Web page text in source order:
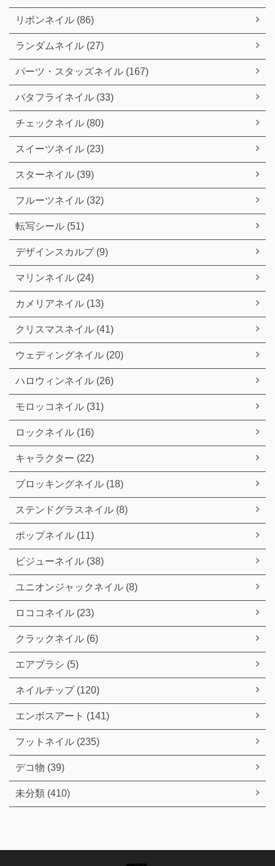
リボンネイル (86)
ランダムネイル (27)
パーツ・スタッズネイル (167)
バタフライネイル (33)
チェックネイル (80)
スイーツネイル (23)
スターネイル (39)
フルーツネイル (32)
転写シール (51)
デザインスカルプ (9)
マリンネイル (24)
カメリアネイル (13)
クリスマスネイル (41)
ウェディングネイル (20)
ハロウィンネイル (26)
モロッコネイル (31)
ロックネイル (16)
キャラクター (22)
ブロッキングネイル (18)
ステンドグラスネイル (8)
ポップネイル (11)
ビジューネイル (38)
ユニオンジャックネイル (8)
ロココネイル (23)
クラックネイル (6)
エアブラシ (5)
ネイルチップ (120)
エンボスアート (141)
フットネイル (235)
デコ物 (39)
未分類 (410)